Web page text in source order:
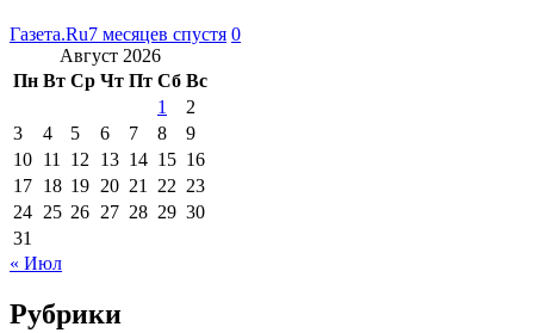
Газета.Ru7 месяцев спустя 0
Август 2026
Пн Вт Ср Чт Пт Сб Вс
1
2
3
4 5 6 7 8
9
10 11 12 13 14 15 16
17 18 19 20 21 22 23
24 25 26 27 28 29 30
31
« Июл
Рубрики